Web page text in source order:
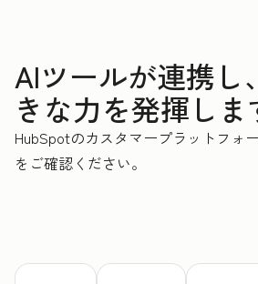
AIツールが連携し
きな力を発揮しま
HubSpotのカスタマープラットフォ
をご確認ください。